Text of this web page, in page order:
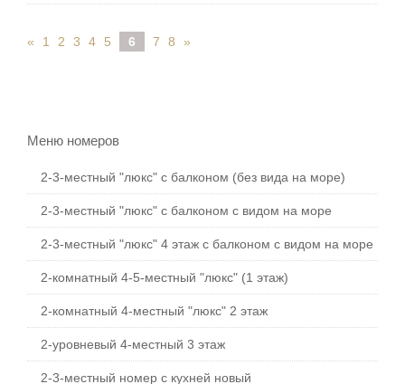
« 1 2 3 4 5 6 7 8 »
Меню номеров
2-3-местный "люкс" с балконом (без вида на море)
2-3-местный "люкс" с балконом с видом на море
2-3-местный "люкс" 4 этаж с балконом с видом на море
2-комнатный 4-5-местный "люкс" (1 этаж)
2-комнатный 4-местный "люкс" 2 этаж
2-уровневый 4-местный 3 этаж
2-3-местный номер с кухней новый